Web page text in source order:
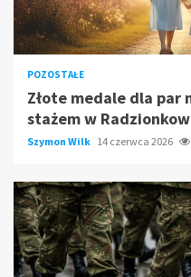
POZOSTAŁE
Złote medale dla par
stażem w
Szymon Wilk 14 czerwca 2026